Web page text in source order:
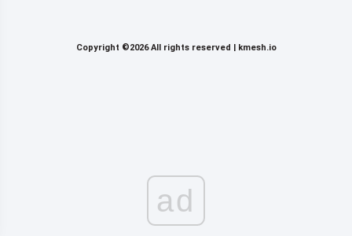
Copyright ©2026 All rights reserved | kmesh.io
ad